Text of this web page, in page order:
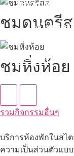
นับหิ่งห้
ชมดนตรี
ชมหิ่งห้อย
รวมกิจกรรมอื่นๆ
บริการห้องพักในสไ
ความเป็นส่วนตัวแบ
สถานที่ท่อง
"ตลาดน้ำอัมพวา"
ดูทั้งหมด